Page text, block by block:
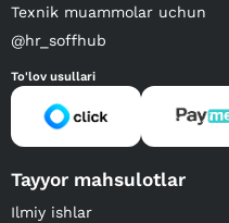
Texnik muammolar uchun
@hr_soffhub
To'lov usullari
Tayyor mahsulotlar
Ilmiy ishlar